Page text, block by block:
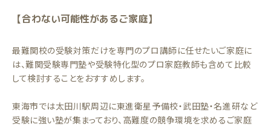
【合わない可能性があるご家庭】
最難関校の受験対策だけを専門のプロ講師に任せたいご家庭に
は、難関受験専門塾や受験特化型のプロ家庭教師も含めて比較
して検討することをおすすめします。
東海市では太田川駅周辺に東進衛星予備校・武田塾・名進研など
受験に強い塾が集まっており、高難度の競争環境を求めるご家庭